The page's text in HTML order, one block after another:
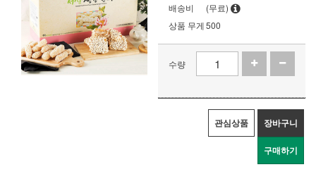
배송비
(무료)
상품 무게500
수량
관심상품 장바구니
구매하기